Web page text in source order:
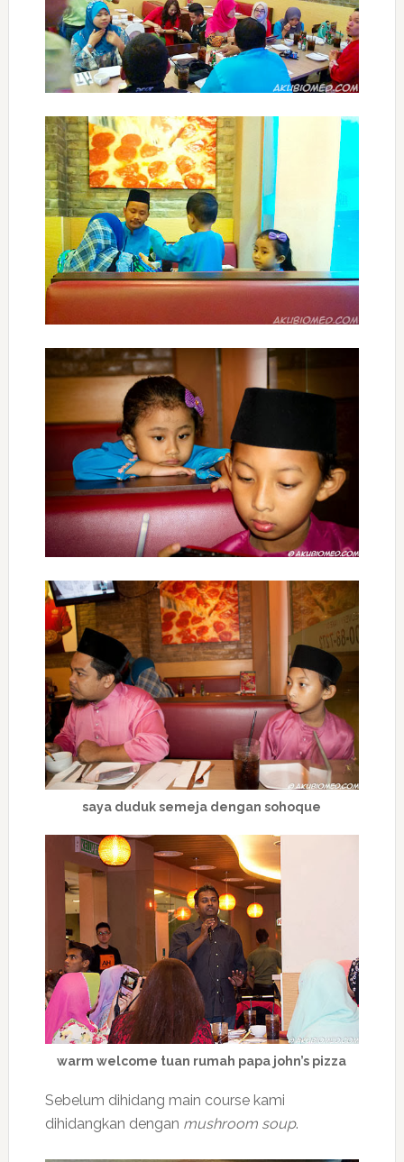
saya duduk semeja dengan sohoque
warm welcome tuan rumah papa john’s pizza
Sebelum dihidang main course kami
dihidangkan dengan mushroom soup.